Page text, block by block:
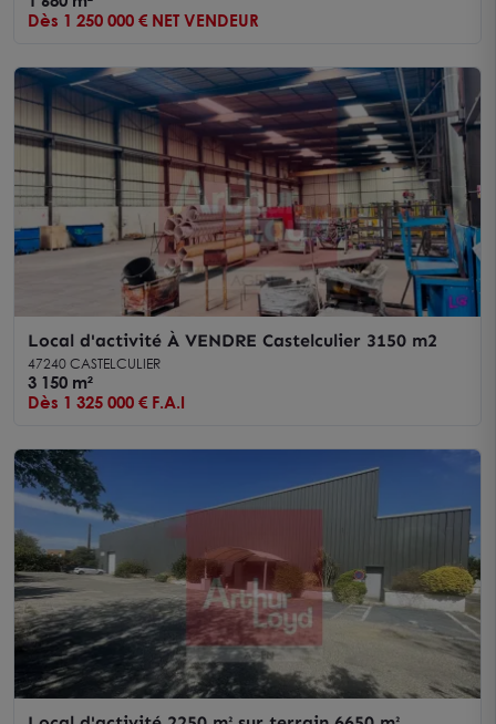
Dès 1 250 000 € NET VENDEUR
Local d'activité À VENDRE Castelculier 3150 m2
47240 CASTELCULIER
3 150 m²
Dès 1 325 000 € F.A.I